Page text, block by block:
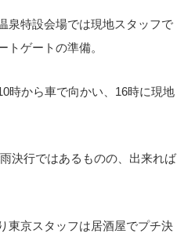
泉特設会場では現地スタッフで
トゲートの準備。
時から車で向かい、16時に現地
決行ではあるものの、出来れば
東京スタッフは居酒屋でプチ決